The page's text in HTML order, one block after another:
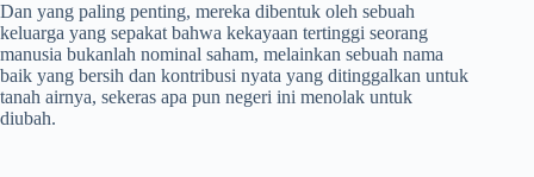
Dan yang paling penting, mereka dibentuk oleh sebuah
keluarga yang sepakat bahwa kekayaan tertinggi seorang
manusia bukanlah nominal saham, melainkan sebuah nama
baik yang bersih dan kontribusi nyata yang ditinggalkan untuk
tanah airnya, sekeras apa pun negeri ini menolak untuk
diubah.